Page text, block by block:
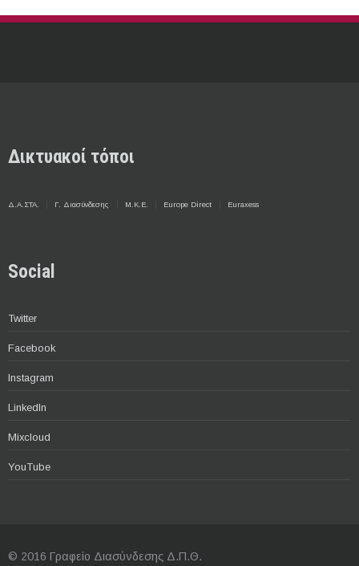
Δικτυακοί τόποι
Δ.Α.ΣΤΑ. Γ. Διασύνδεσης Μ.Κ.Ε. Europe Direct Euraxess
Social
Twitter
Facebook
Instagram
LinkedIn
Mixcloud
YouTube
© 2016 Γραφείο Διασύνδεσης Δ.Π.Θ.